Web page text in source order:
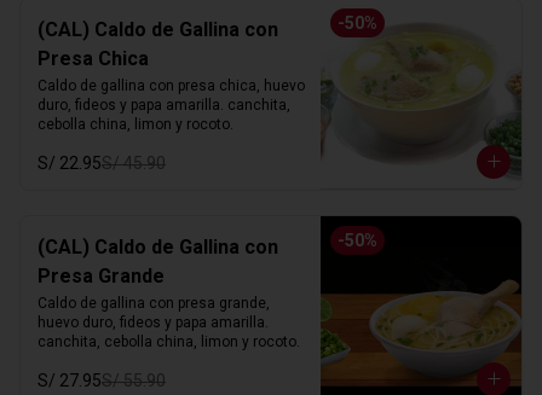
-50%
(CAL) Caldo de Gallina con
Presa Chica
Caldo de gallina con presa chica, huevo
duro, fideos y papa amarilla. canchita,
cebolla china, limon y rocoto.
S/ 22.95S/ 45.90
-50%
(CAL) Caldo de Gallina con
Presa Grande
Caldo de gallina con presa grande,
huevo duro, fideos y papa amarilla.
canchita, cebolla china, limon y rocoto.
S/ 27.95S/ 55.90